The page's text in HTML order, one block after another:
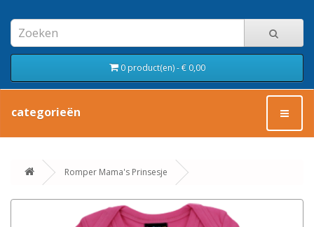
0 product(en) - € 0,00
categorieën
Romper Mama's Prinsesje